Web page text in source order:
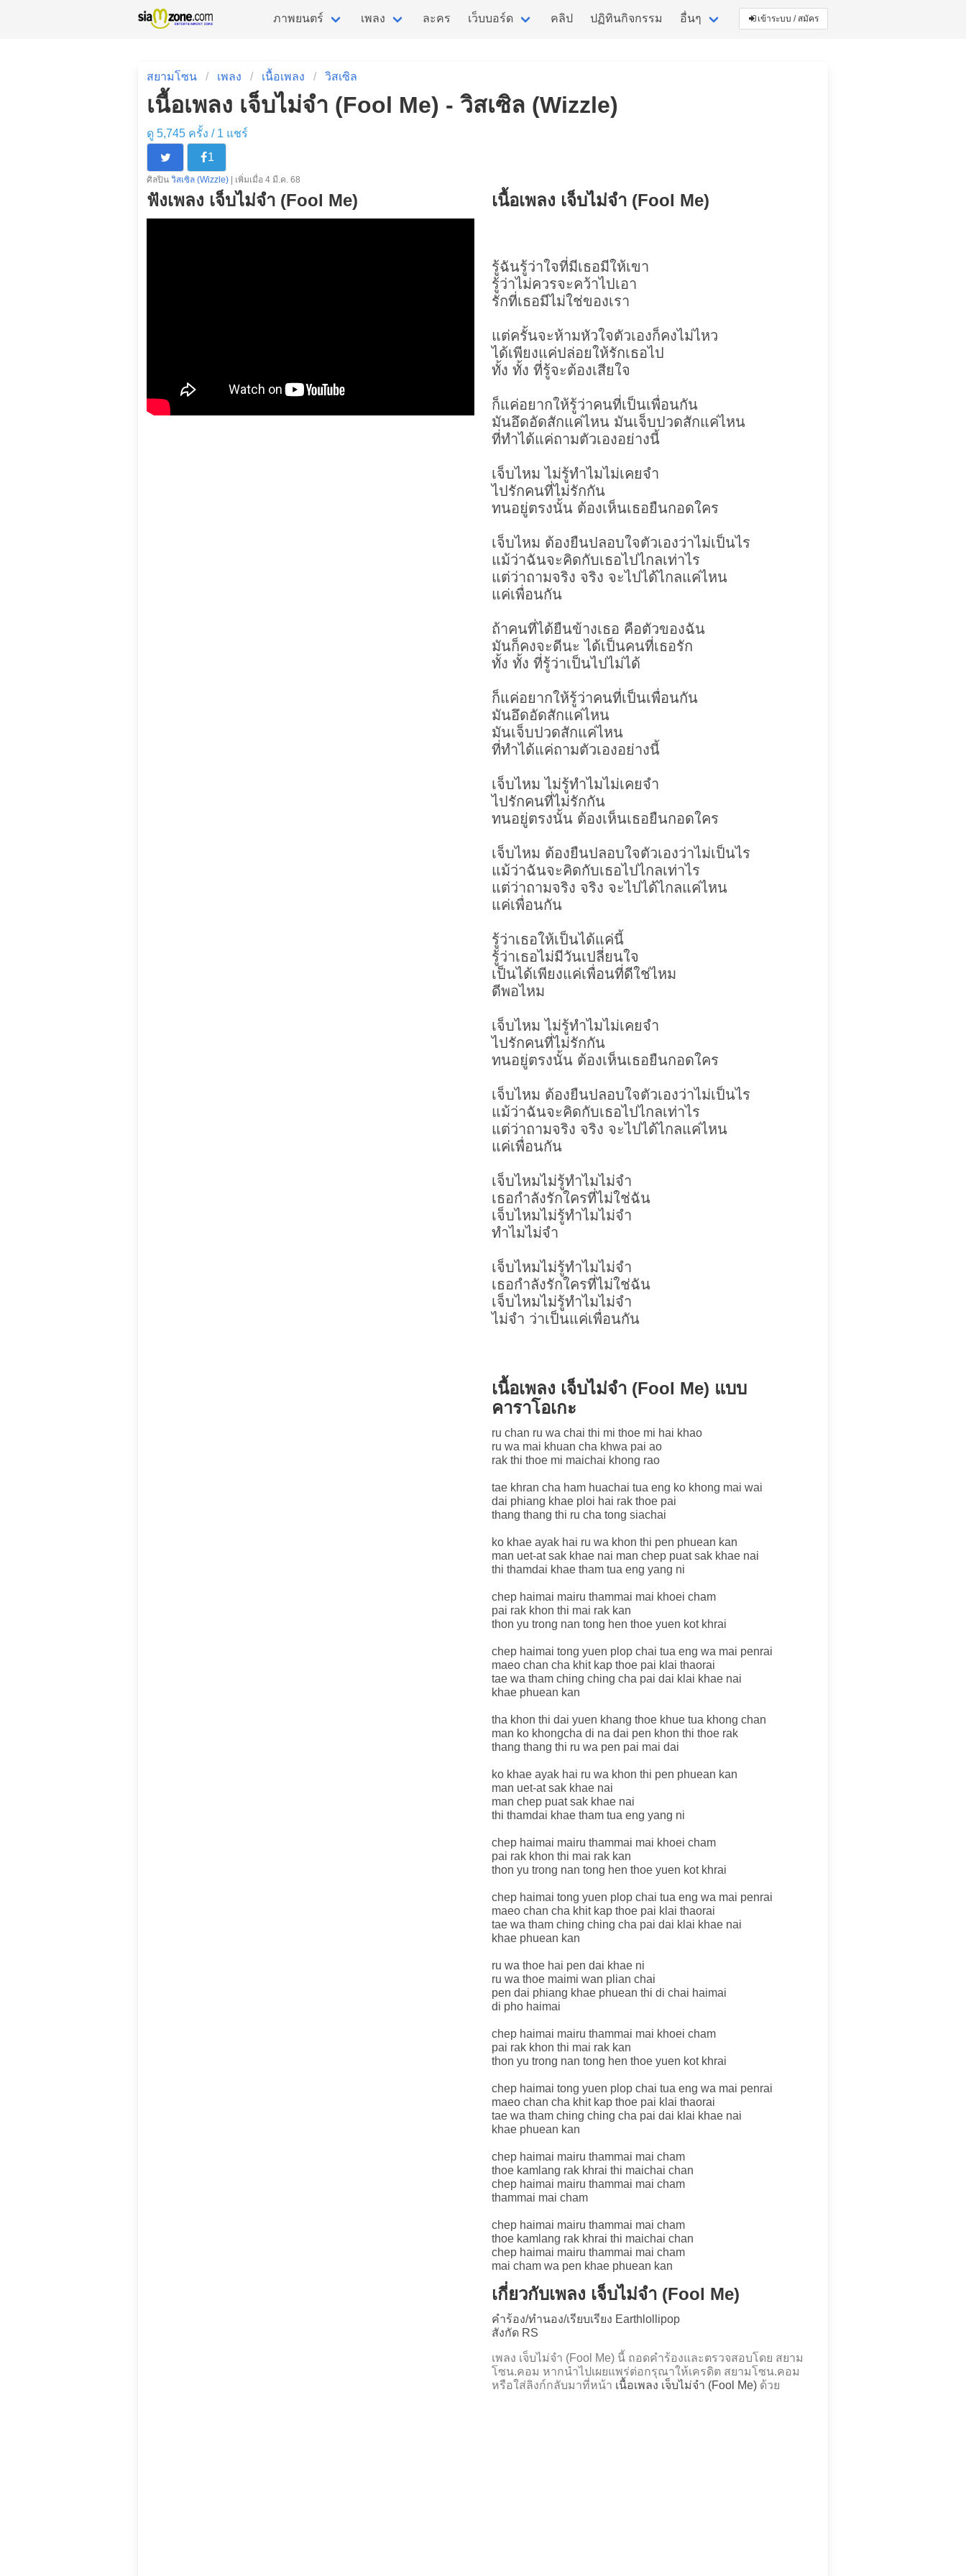
ภาพยนตร์ เพลง ละคร เว็บบอร์ด คลิป ปฏิทินกิจกรรม อื่นๆ เข้าระบบ / สมัคร
สยามโซน เพลง เนื้อเพลง วิสเซิล
เนื้อเพลง เจ็บไม่จำ (Fool Me) - วิสเซิล (Wizzle)
ดู 5,745 ครั้ง / 1 แชร์
1
ศิลปิน วิสเซิล (Wizzle) | เพิ่มเมื่อ 4 มี.ค. 68
ฟังเพลง เจ็บไม่จำ (Fool Me) เนื้อเพลง เจ็บไม่จำ (Fool Me)
รู้ฉันรู้ว่าใจที่มีเธอมีให้เขา
รู้ว่าไม่ควรจะคว้าไปเอา
รักที่เธอมีไม่ใช่ของเรา
แต่ครั้นจะห้ามหัวใจตัวเองก็คงไม่ไหว
ได้เพียงแค่ปล่อยให้รักเธอไป
ทั้ง ทั้ง ที่รู้จะต้องเสียใจ
ก็แค่อยากให้รู้ว่าคนที่เป็นเพื่อนกัน
มันอึดอัดสักแค่ไหน มันเจ็บปวดสักแค่ไหน
ที่ทำได้แค่ถามตัวเองอย่างนี้
เจ็บไหม ไม่รู้ทำไมไม่เคยจำ
ไปรักคนที่ไม่รักกัน
ทนอยู่ตรงนั้น ต้องเห็นเธอยืนกอดใคร
เจ็บไหม ต้องยืนปลอบใจตัวเองว่าไม่เป็นไร
แม้ว่าฉันจะคิดกับเธอไปไกลเท่าไร
แต่ว่าถามจริง จริง จะไปได้ไกลแค่ไหน
แค่เพื่อนกัน
ถ้าคนที่ได้ยืนข้างเธอ คือตัวของฉัน
มันก็คงจะดีนะ ได้เป็นคนที่เธอรัก
ทั้ง ทั้ง ที่รู้ว่าเป็นไปไม่ได้
ก็แค่อยากให้รู้ว่าคนที่เป็นเพื่อนกัน
มันอึดอัดสักแค่ไหน
มันเจ็บปวดสักแค่ไหน
ที่ทำได้แค่ถามตัวเองอย่างนี้
เจ็บไหม ไม่รู้ทำไมไม่เคยจำ
ไปรักคนที่ไม่รักกัน
ทนอยู่ตรงนั้น ต้องเห็นเธอยืนกอดใคร
เจ็บไหม ต้องยืนปลอบใจตัวเองว่าไม่เป็นไร
แม้ว่าฉันจะคิดกับเธอไปไกลเท่าไร
แต่ว่าถามจริง จริง จะไปได้ไกลแค่ไหน
แค่เพื่อนกัน
รู้ว่าเธอให้เป็นได้แค่นี้
รู้ว่าเธอไม่มีวันเปลี่ยนใจ
เป็นได้เพียงแค่เพื่อนที่ดีใช่ไหม
ดีพอไหม
เจ็บไหม ไม่รู้ทำไมไม่เคยจำ
ไปรักคนที่ไม่รักกัน
ทนอยู่ตรงนั้น ต้องเห็นเธอยืนกอดใคร
เจ็บไหม ต้องยืนปลอบใจตัวเองว่าไม่เป็นไร
แม้ว่าฉันจะคิดกับเธอไปไกลเท่าไร
แต่ว่าถามจริง จริง จะไปได้ไกลแค่ไหน
แค่เพื่อนกัน
เจ็บไหมไม่รู้ทำไมไม่จำ
เธอกำลังรักใครที่ไม่ใช่ฉัน
เจ็บไหมไม่รู้ทำไมไม่จำ
ทำไมไม่จำ
เจ็บไหมไม่รู้ทำไมไม่จำ
เธอกำลังรักใครที่ไม่ใช่ฉัน
เจ็บไหมไม่รู้ทำไมไม่จำ
ไม่จำ ว่าเป็นแค่เพื่อนกัน
เนื้อเพลง เจ็บไม่จำ (Fool Me) แบบ
คาราโอเกะ
ru chan ru wa chai thi mi thoe mi hai khao
ru wa mai khuan cha khwa pai ao
rak thi thoe mi maichai khong rao
tae khran cha ham huachai tua eng ko khong mai wai
dai phiang khae ploi hai rak thoe pai
thang thang thi ru cha tong siachai
ko khae ayak hai ru wa khon thi pen phuean kan
man uet-at sak khae nai man chep puat sak khae nai
thi thamdai khae tham tua eng yang ni
chep haimai mairu thammai mai khoei cham
pai rak khon thi mai rak kan
thon yu trong nan tong hen thoe yuen kot khrai
chep haimai tong yuen plop chai tua eng wa mai penrai
maeo chan cha khit kap thoe pai klai thaorai
tae wa tham ching ching cha pai dai klai khae nai
khae phuean kan
tha khon thi dai yuen khang thoe khue tua khong chan
man ko khongcha di na dai pen khon thi thoe rak
thang thang thi ru wa pen pai mai dai
ko khae ayak hai ru wa khon thi pen phuean kan
man uet-at sak khae nai
man chep puat sak khae nai
thi thamdai khae tham tua eng yang ni
chep haimai mairu thammai mai khoei cham
pai rak khon thi mai rak kan
thon yu trong nan tong hen thoe yuen kot khrai
chep haimai tong yuen plop chai tua eng wa mai penrai
maeo chan cha khit kap thoe pai klai thaorai
tae wa tham ching ching cha pai dai klai khae nai
khae phuean kan
ru wa thoe hai pen dai khae ni
ru wa thoe maimi wan plian chai
pen dai phiang khae phuean thi di chai haimai
di pho haimai
chep haimai mairu thammai mai khoei cham
pai rak khon thi mai rak kan
thon yu trong nan tong hen thoe yuen kot khrai
chep haimai tong yuen plop chai tua eng wa mai penrai
maeo chan cha khit kap thoe pai klai thaorai
tae wa tham ching ching cha pai dai klai khae nai
khae phuean kan
chep haimai mairu thammai mai cham
thoe kamlang rak khrai thi maichai chan
chep haimai mairu thammai mai cham
thammai mai cham
chep haimai mairu thammai mai cham
thoe kamlang rak khrai thi maichai chan
chep haimai mairu thammai mai cham
mai cham wa pen khae phuean kan
เกี่ยวกับเพลง เจ็บไม่จำ (Fool Me)
คำร้อง/ทำนอง/เรียบเรียง Earthlollipop
สังกัด RS
เพลง เจ็บไม่จำ (Fool Me) นี้ ถอดคำร้องและตรวจสอบโดย สยาม
โซน.คอม หากนำไปเผยแพร่ต่อกรุณาให้เครดิต สยามโซน.คอม
หรือใส่ลิงก์กลับมาที่หน้า เนื้อเพลง เจ็บไม่จำ (Fool Me) ด้วย